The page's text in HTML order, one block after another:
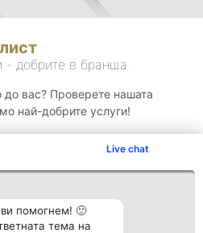
Live chat
помогнем! 🙂
тема на
- добрите в бранша.
до вас? Проверете нашата
най-добрите услуги!